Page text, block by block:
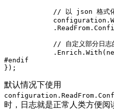
// 以 json 格式
// 自定义部分日志
#endif
});
默认情况下使用
时，日志就是正常人类方便阅